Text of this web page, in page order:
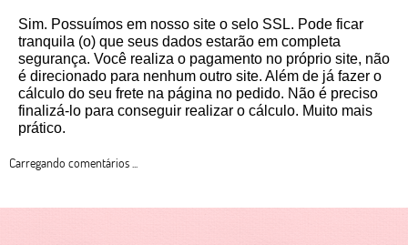
Sim. Possuímos em nosso site o selo SSL. Pode ficar
tranquila (o) que seus dados estarão em completa
segurança. Você realiza o pagamento no próprio site, não
é direcionado para nenhum outro site. Além de já fazer o
cálculo do seu frete na página no pedido. Não é preciso
finalizá-lo para conseguir realizar o cálculo. Muito mais
prático.
Carregando comentários ...